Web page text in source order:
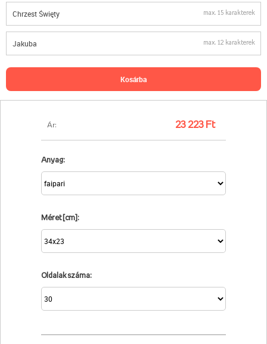
Ár: 23 223 Ft
Anyag:
Méret [cm]:
Oldalak száma:
max. 15 karakterek
max. 12 karakterek
kosárba